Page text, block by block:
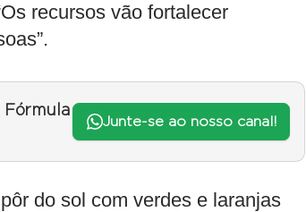
recursos vão fortalecer
Fórmula
Junte-se ao nosso canal!
do sol com verdes e laranjas